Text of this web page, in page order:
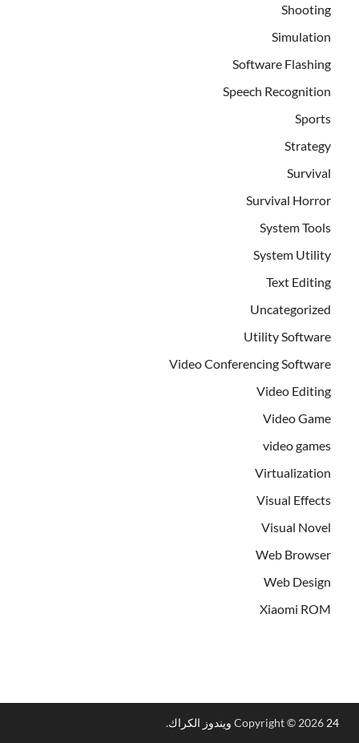
Shooting
Simulation
Software Flashing
Speech Recognition
Sports
Strategy
Survival
Survival Horror
System Tools
System Utility
Text Editing
Uncategorized
Utility Software
Video Conferencing Software
Video Editing
Video Game
video games
Virtualization
Visual Effects
Visual Novel
Web Browser
Web Design
Xiaomi ROM
Copyright © 2026 24 ويندوز الكراك
.